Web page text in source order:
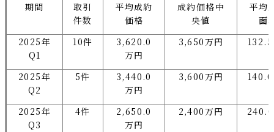
期間
取引
件数
平均成約
価格
成約価格中
央値
平均
面
2025年
Q1
10件
3,620.0
万円
3,650万円
2025年
Q2
5件
3,440.0
万円
3,600万円
2025年
Q3
4件
2,650.0
万円
2,400万円